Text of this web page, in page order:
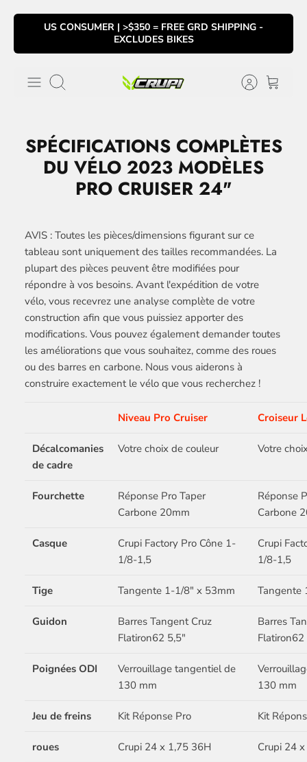
Passer
contenu
US CONSUMER | >$350 = FREE GRD SHIPPING -
EXCLUDES BIKES
Recherche
SPÉCIFICATIONS COMPLÈTES
DU VÉLO 2023 MODÈLES
PRO CRUISER 24"
AVIS : Toutes les pièces/dimensions figurant sur ce
tableau sont uniquement des tailles recommandées. La
plupart des pièces peuvent être modifiées pour
répondre à vos besoins. Avant l'expédition de votre
vélo, vous recevrez une analyse complète de votre
construction afin que vous puissiez apporter des
modifications. Vous pouvez également demander toutes
les améliorations que vous souhaitez, comme des roues
ou des barres en carbone. Nous vous aiderons à
construire exactement le vélo que vous recherchez !
Niveau Pro Cruiser Croiseur
Décalcomanies
de cadre
Votre choix de couleur Votre
Fourchette
Réponse Pro Taper
Carbone 20mm
Réponse
Carbone
Casque
Crupi Factory Pro Cône 1-
1/8-1,5
Crupi
1/8-1,5
Tige Tangente 1-1/8" x 53mm Tangente
Guidon
Barres Tangent Cruz
Flatiron62 5,5"
Barres
Poignées ODI
Verrouillage tangentiel de
130 mm
130 mm
Jeu de freins Kit Réponse Pro Kit
roues Crupi 24 x 1,75 36H Crupi 24